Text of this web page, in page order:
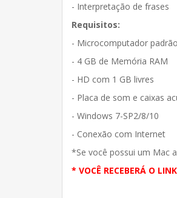
- Interpretação de frases
Requisitos:
- Microcomputador
- 4 GB de Memória RAM
- HD com 1 GB livres
- Placa de som e caixas
- Windows 7-SP2/8/10
​- Conexão com Internet
*Se você possui um Mac
* VOCÊ RECEBERÁ O